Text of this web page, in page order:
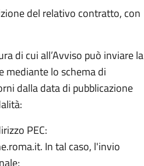
del relativo contratto, con
di cui all’Avviso può inviare la
mediante lo schema di
dalla data di pubblicazione
PEC:
In tal caso, l'invio